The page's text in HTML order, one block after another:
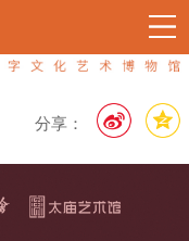
分享：